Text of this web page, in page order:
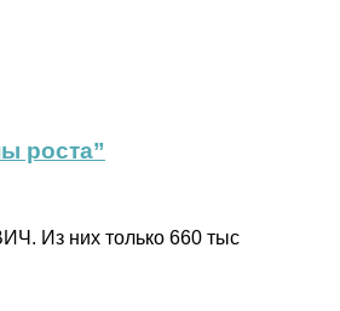
роста”
Из них только 660 тыс